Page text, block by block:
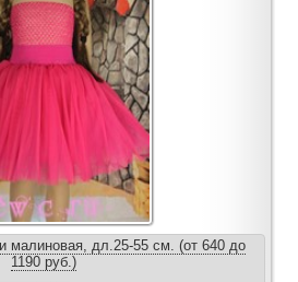
малиновая, дл.25-55 см. (от 640 до
1190 руб.)